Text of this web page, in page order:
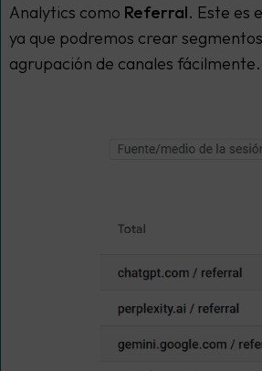
Analytics como Referral. Este es
ya que podremos crear
agrupación de canales fácilmente.